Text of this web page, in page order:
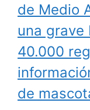
de Medio
una grave
40.000
de